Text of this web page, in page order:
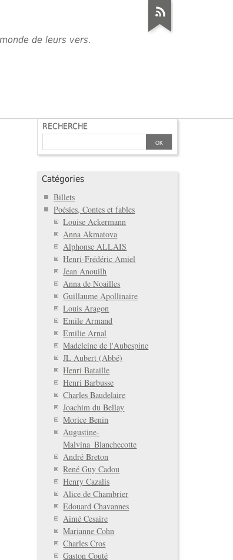
de leurs vers.
RECHERCHE
Catégories
Billets
Poésies, Contes et fables
Louise Ackermann
Anna Akmatova
Alphonse ALLAIS
Henri-Frédéric Amiel
Jean Anouilh
Anna de Noailles
Guillaume Apollinaire
Louis Aragon
Emile Armand
Emilie Arnal
Madeleine de l'Aubespine
JL Aubert (Abbé)
Henri Bataille
Henri Barbusse
Charles Baudelaire
Joachim du Bellay
Morice Benin
Augustine-
Malvina_Blanchecotte
André Breton
René Guy Cadou
Henry Cazalis
Alice de Chambrier
Edouard Chavannes
Aimé Cesaire
Marianne Cohn
Charles Cros
Gaston Couté